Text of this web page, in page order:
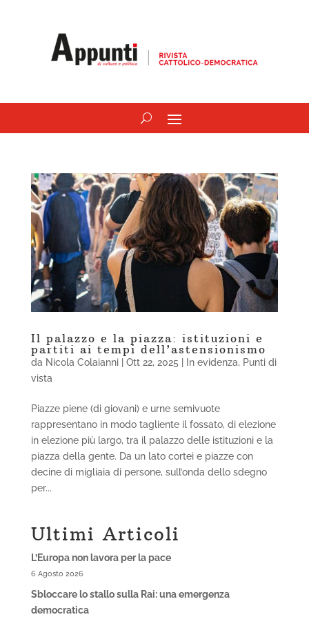
Il palazzo e la piazza: istituzioni e
partiti ai tempi dell’astensionismo
da Nicola Colaianni| Ott 22, 2025 In evidenza, Punti di
vista
Piazze piene (di giovani) e urne semivuote
rappresentano in modo tagliente il fossato, di elezione
in elezione più largo, tra il palazzo delle istituzioni e la
piazza della gente. Da un lato cortei e piazze con
decine di migliaia di persone, sull’onda dello sdegno
per...
Ultimi Articoli
L’Europa non lavora per la pace
6 Agosto 2026
Sbloccare lo stallo sulla Rai: una emergenza
democratica